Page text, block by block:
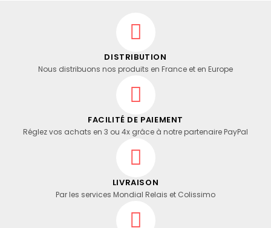
DISTRIBUTION
Nous distribuons nos produits en France et en Europe
FACILITÉ DE PAIEMENT
Réglez vos achats en 3 ou 4x grâce à notre partenaire PayPal
LIVRAISON
Par les services Mondial Relais et Colissimo